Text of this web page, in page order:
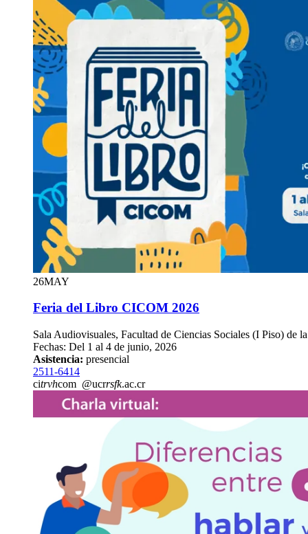
26MAY
Feria del Libro CICOM 2026
Sala Audiovisuales, Facultad de Ciencias Sociales (I Piso) de
Fechas: Del 1 al 4 de junio, 2026
Asistencia: presencial
2511-6414
citrvhcom @ucrrsfk.ac.cr